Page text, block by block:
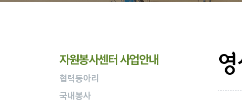
자원봉사센터 사업안내
협력동아리
국내봉사